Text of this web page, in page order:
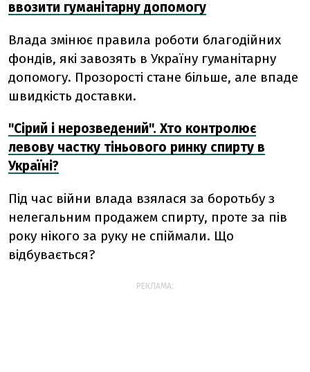
ввозити гуманітарну допомогу
Влада змінює правила роботи благодійних
фондів, які завозять в Україну гуманітарну
допомогу. Прозорості стане більше, але впаде
швидкість доставки.
"Сірий і нерозведений". Хто контролює
левову частку тіньового ринку спирту в
Україні?
Під час війни влада взялася за боротьбу з
нелегальним продажем спирту, проте за пів
року нікого за руку не спіймали. Що
відбувається?
РЕКЛАМА: